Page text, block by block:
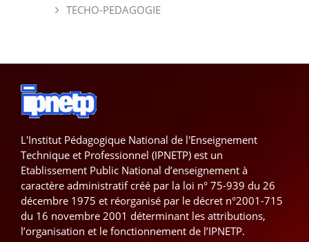
TECHO-PEDAGOGIE
L'Institut Pédagogique National de l'Enseignement
Technique et Professionnel (IPNETP) est un
Etablissement Public National d’enseignement à
caractère administratif créé par la loi n° 75-939 du 26
décembre 1975 et réorganisé par le décret n°2001-715
du 16 novembre 2001 déterminant les attributions,
l’organisation et le fonctionnement de l’IPNETP.